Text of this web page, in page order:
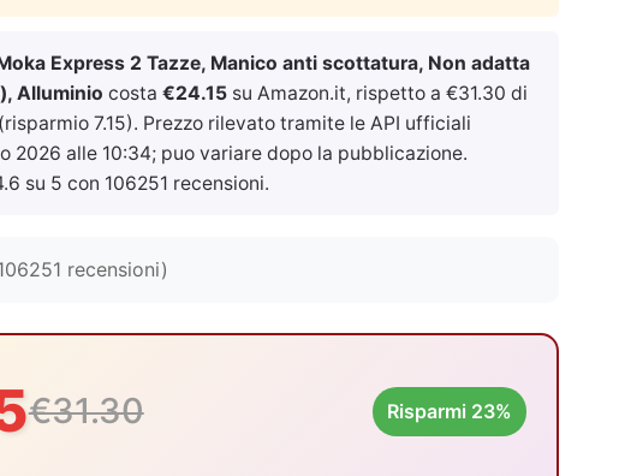
Express 2 Tazze, Manico anti scottatura, Non adatta
Alluminio costa €24.15su Amazon.it, rispetto a €31.30 di
7.15). Prezzo rilevato tramite le API ufficiali
2026 alle 10:34; puo variare dopo la pubblicazione.
su 5 con 106251 recensioni.
recensioni)
€31.30 Risparmi 23%